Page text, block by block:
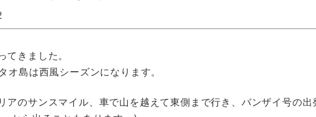
てきました。
オ島は西風シーズンになります。
アのサンスマイル、車で山を越えて東側まで行き、バンザイ号の